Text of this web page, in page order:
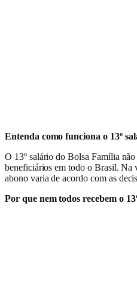
Entenda como funciona o 13º
O 13º salário do Bolsa Família
beneficiários em todo o Brasil. Na
abono varia de acordo com as
Por que nem todos recebem o